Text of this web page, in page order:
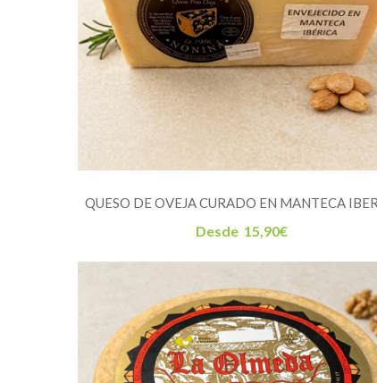
QUESO DE OVEJA CURADO EN MANTECA
Desde 15,90€